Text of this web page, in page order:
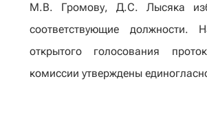
М.В. Громову, Д.С. Лысяка
соответствующие должности.
открытого голосования
комиссии утверждены